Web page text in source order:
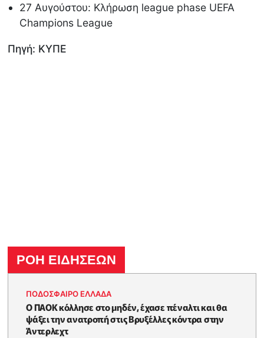
27 Αυγούστου: Κλήρωση league phase UEFA
Champions League
Πηγή: ΚΥΠΕ
ΡΟΗ ΕΙΔΗΣΕΩΝ
ΠΟΔΟΣΦΑΙΡΟ ΕΛΛΑΔΑ
Ο ΠΑΟΚ κόλλησε στο μηδέν, έχασε πέναλτι και θα
ψάξει την ανατροπή στις Βρυξέλλες κόντρα στην
Άντερλεχτ